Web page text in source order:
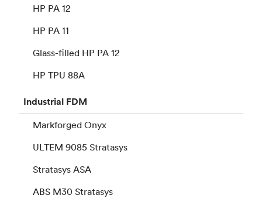
HP PA 12
HP PA 11
Glass-filled HP PA 12
HP TPU 88A
Industrial FDM
Markforged Onyx
ULTEM 9085 Stratasys
Stratasys ASA
ABS M30 Stratasys